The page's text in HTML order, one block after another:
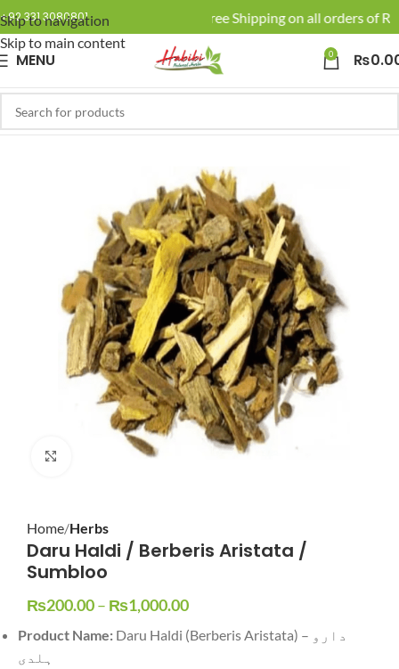
Skip to navigation
Skip to main content
+92 331 3080801 🚚 Enjoy Free Shipping on all orders of
MENU 0 ₨
Click to enlarge
Home Herbs
Daru Haldi / Berberis Aristata /
Sumbloo
₨200.00– ₨1,000.00
Product Name: Daru Haldi (Berberis Aristata) – دارو
ہلدی